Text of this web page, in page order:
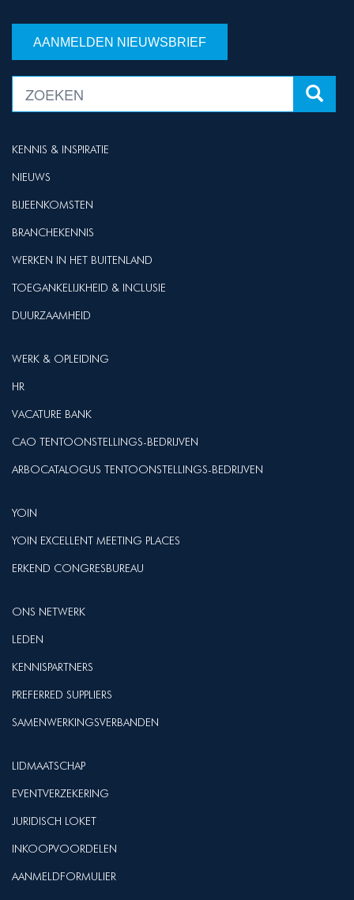
AANMELDEN NIEUWSBRIEF
KENNIS & INSPIRATIE
NIEUWS
BIJEENKOMSTEN
BRANCHEKENNIS
WERKEN IN HET BUITENLAND
TOEGANKELIJKHEID & INCLUSIE
DUURZAAMHEID
WERK & OPLEIDING
HR
VACATURE BANK
CAO TENTOONSTELLINGS-BEDRIJVEN
ARBOCATALOGUS TENTOONSTELLINGS-BEDRIJVEN
YOIN
YOIN EXCELLENT MEETING PLACES
ERKEND CONGRESBUREAU
ONS NETWERK
LEDEN
KENNISPARTNERS
PREFERRED SUPPLIERS
SAMENWERKINGSVERBANDEN
LIDMAATSCHAP
EVENTVERZEKERING
JURIDISCH LOKET
INKOOPVOORDELEN
AANMELDFORMULIER